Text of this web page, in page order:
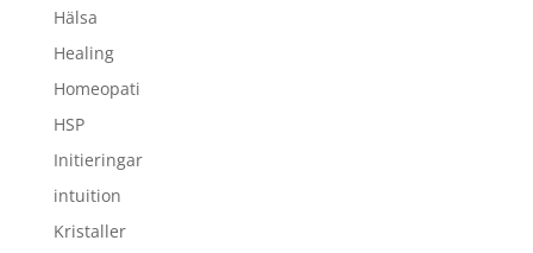
Hälsa
Healing
Homeopati
HSP
Initieringar
intuition
Kristaller